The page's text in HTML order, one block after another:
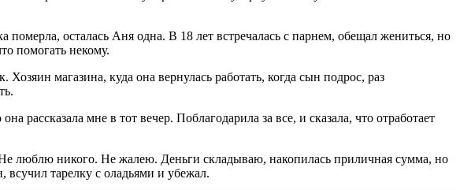
осталась Аня одна. В 18 лет встречалась с парнем, обещал жениться, но
помогать некому.
магазина, куда она вернулась работать, когда сын подрос, раз
рассказала мне в тот вечер. Поблагодарила за все, и сказала, что отработает
люблю никого. Не жалею. Деньги складываю, накопилась приличная сумма, но
всучил тарелку с оладьями и убежал.